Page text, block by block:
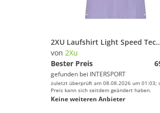
2XU Laufshirt
von 2Xu
Bester Preis
gefunden bei INTERSPORT
zuletzt überprüft am 08.08.2026 um 01:03;
Preis kann sich seitdem geändert haben.
Keine weiteren Anbieter